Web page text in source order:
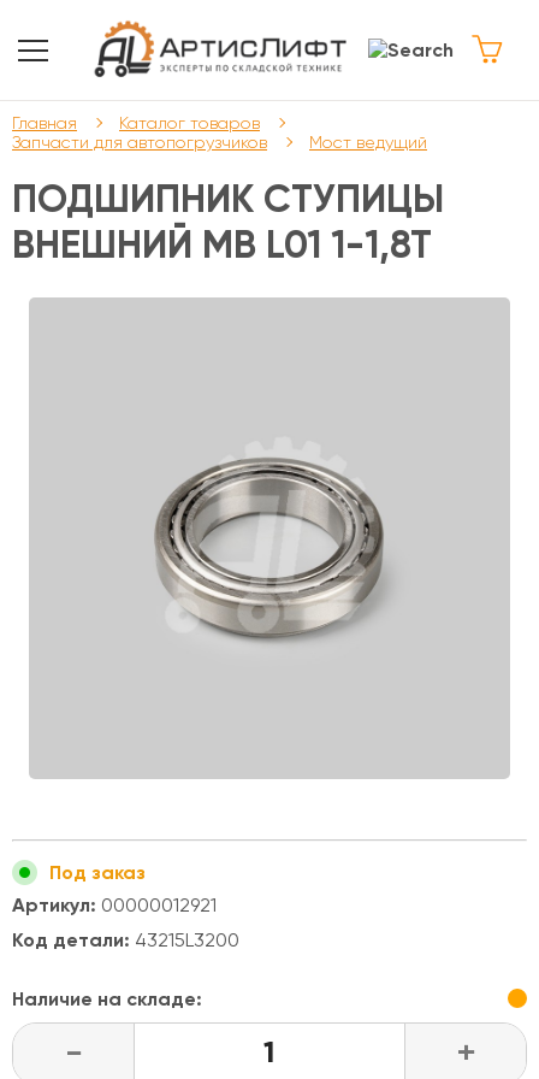
Главная
Каталог товаров
Запчасти для автопогрузчиков
Мост ведущий
ПОДШИПНИК СТУПИЦЫ
ВНЕШНИЙ МВ L01 1-1,8T
Под заказ
Артикул: 00000012921
Код детали: 43215L3200
Наличие на складе:
- +